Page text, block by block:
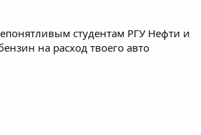
студентам РГУ Нефти и
на расход твоего авто